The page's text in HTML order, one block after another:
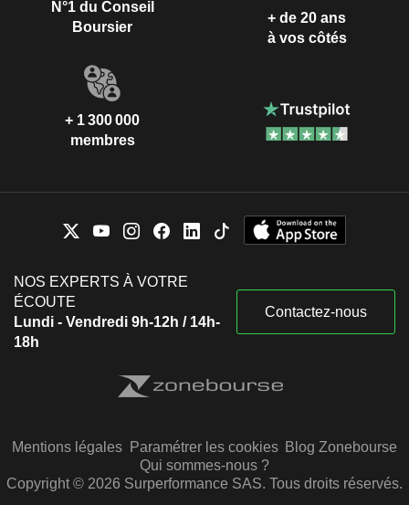
N°1 du Conseil
Boursier
+ de 20 ans
à vos côtés
+ 1 300 000
membres
NOS EXPERTS À VOTRE
ÉCOUTE
Lundi - Vendredi 9h-12h / 14h-
18h
Contactez-nous
Mentions légales Paramétrer les cookies Blog Zonebourse
Qui sommes-nous ?
Copyright © 2026 Surperformance SAS. Tous droits réservés.